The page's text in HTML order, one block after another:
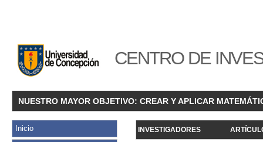
CENTRO DE
NUESTRO MAYOR OBJETIVO: CREAR Y APLICAR
Inicio INVESTIGADORES